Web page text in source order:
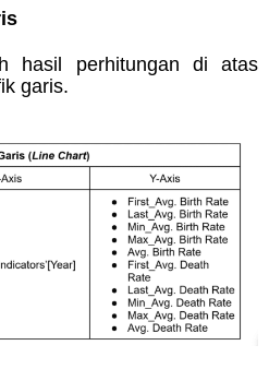
hasil perhitungan di atas
garis.